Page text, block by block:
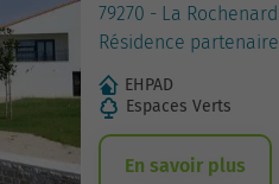
79270 - La Rochenard
Résidence partenaire
EHPAD
Espaces Verts
En savoir plus